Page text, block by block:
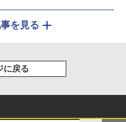
を見る
に戻る